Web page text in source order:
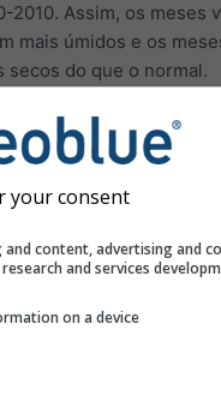
2010. Assim, os meses
mais úmidos e os
secos do que o normal.
de temperatura e
your consent
and content, advertising and
and services
on a device